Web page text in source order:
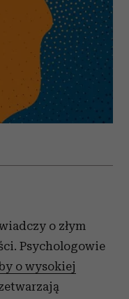
o złym
Psychologowie
o wysokiej